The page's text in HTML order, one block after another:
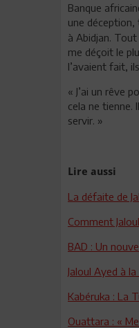
Banque
une déception,
à Abidjan.
me déçoit le
l’avaient fait,
« J’ai un rêve
cela ne tienne.
servir. »
Lire aussi
La défaite de
Comment
BAD : Un
Jaloul Ayed à
Kabéruka : La
Ouattara : «